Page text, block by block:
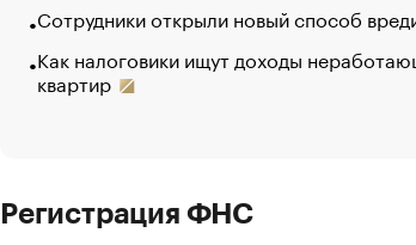
Сотрудники открыли новый способ
Как налоговики ищут доходы
квартир
Регистрация ФНС